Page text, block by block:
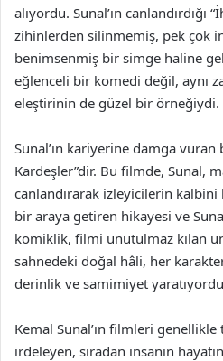
alıyordu. Sunal’ın canlandırdığı
zihinlerden silinmemiş, pek çok
benimsenmiş bir simge haline
eğlenceli bir komedi değil, aynı
eleştirinin de güzel bir örneğiydi.
Sunal’ın kariyerine damga vuran
Kardeşler”dir. Bu filmde, Sunal,
canlandırarak izleyicilerin kalbini
bir araya getiren hikayesi ve
komiklik, filmi unutulmaz kılan
sahnedeki doğal hâli, her
derinlik ve samimiyet
Kemal Sunal’ın filmleri
irdeleyen, sıradan insanın